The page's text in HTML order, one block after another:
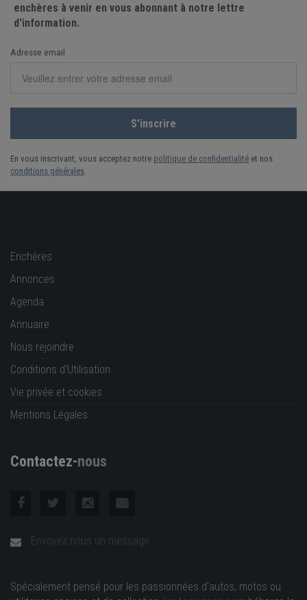
enchères à venir en vous abonnant à notre lettre
d'information.
Adresse email
En vous inscrivant, vous acceptez notre politique de confidentialité et nos
conditions générales
Enchères
Annonces
Agenda
Annuaire
Nous rejoindre
Conditions d'Utilisation
Vie privée et cookies
Mentions Légales
Contactez-nous
Envoyez nous un message
Spécialement pensé pour les passionnées d'autos, motos ou